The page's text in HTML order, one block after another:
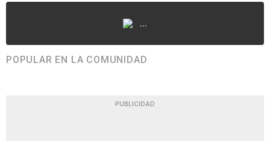
...
POPULAR EN LA COMUNIDAD
PUBLICIDAD